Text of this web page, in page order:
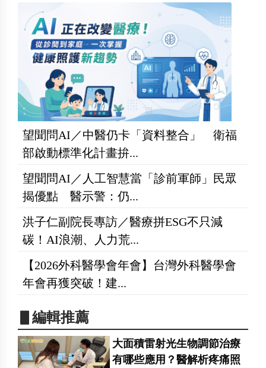
望聞問AI／中醫仍卡「資料整合」 衛福
部啟動標準化計畫拚...
望聞問AI／人工智慧當「診前軍師」民眾
揭優點 醫示警：仍...
洪子仁副院長專訪／醫療拼ESG不只減
碳！AI浪潮、人力荒...
【2026外科醫學會年會】台灣外科醫學會
年會再獲突破！建...
▋編輯推薦
大面積雷射光生物調節治療
有哪些應用？醫解析疼痛照